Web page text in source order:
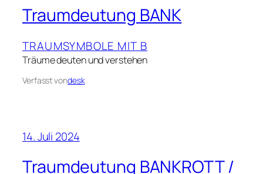
Traumdeutung BANK
TRAUMSYMBOLE MIT B
Träume deuten und verstehen
Verfasst vondesk
14. Juli 2024
Traumdeutung BANKROTT /